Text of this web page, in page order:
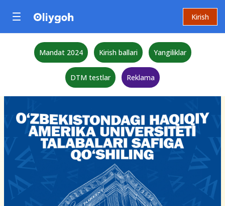
Kirish
Mandat 2024 Kirish ballari Yangiliklar
DTM testlar Reklama